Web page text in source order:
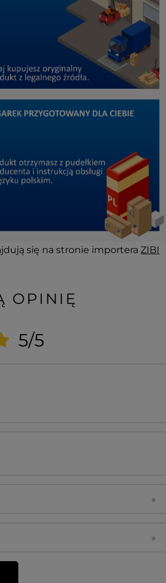
się na stronie importera ZIBI
OPINIĘ
5/5